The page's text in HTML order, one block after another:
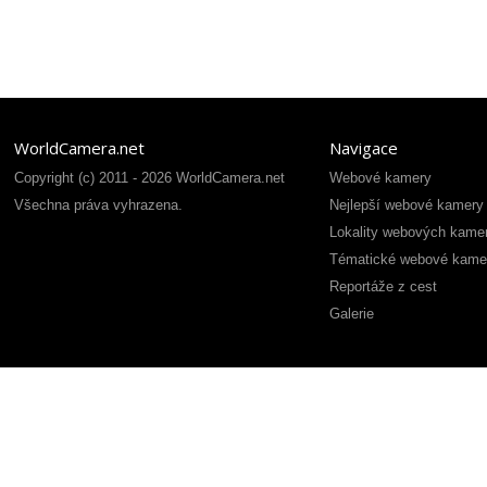
WorldCamera.net
Copyright (c) 2011 - 2026 WorldCamera.net
Všechna práva vyhrazena.
Navigace
Webové kamery
Nejlepší webové kamery
Lokality webových
Tématické webové
Reportáže z cest
Galerie